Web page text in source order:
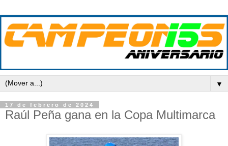
▼
17 de febrero de 2024
Raúl Peña gana en la Copa Multimarca